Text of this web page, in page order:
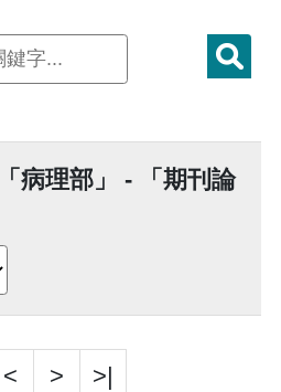
病理部」 - 「期刊論
< > >|